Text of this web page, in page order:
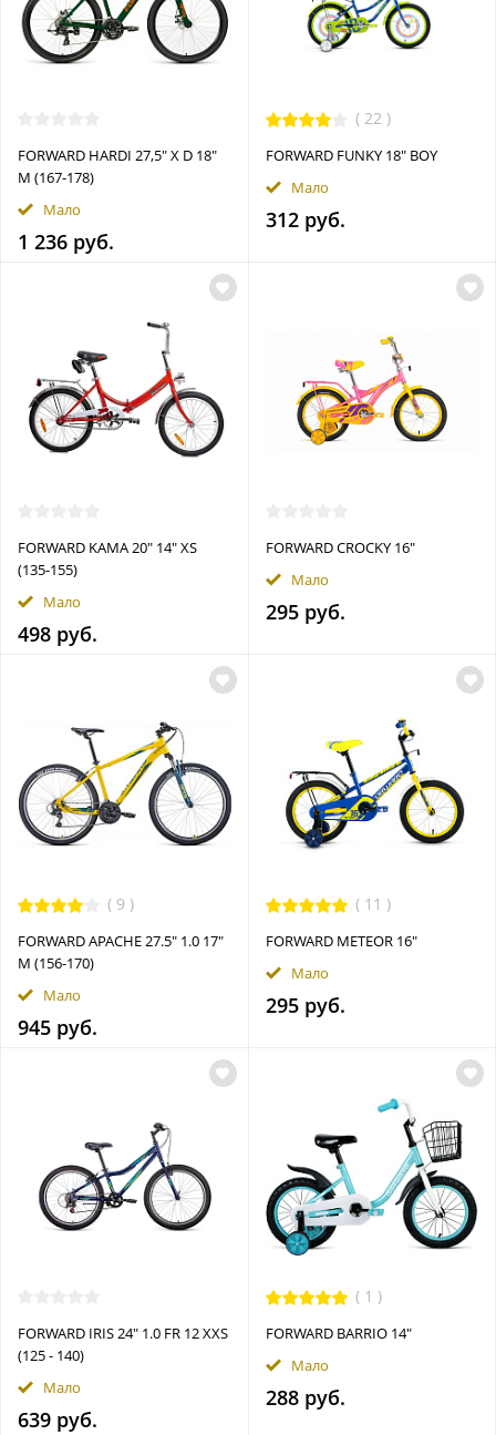
FORWARD HARDI 27,5" X D 18"
M (167-178)
Мало
1 236 руб.
(22 )
FORWARD FUNKY 18" BOY
Мало
312 руб.
FORWARD KAMA 20" 14" XS
(135-155)
Мало
498 руб.
FORWARD CROCKY 16"
Мало
295 руб.
( 9 )
FORWARD APACHE 27.5" 1.0 17"
M (156-170)
Мало
945 руб.
(11 )
FORWARD METEOR 16"
Мало
295 руб.
FORWARD IRIS 24" 1.0 FR 12 XXS
(125 - 140)
Мало
639 руб.
(1 )
FORWARD BARRIO 14"
Мало
288 руб.